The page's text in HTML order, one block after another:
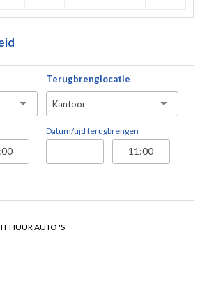
Terugbrenglocatie
Kantoor
Datum/tijd terugbrengen
HUUR AUTO 'S